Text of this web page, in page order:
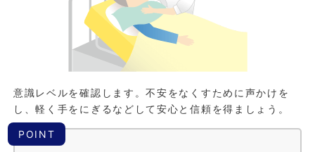
意識レベルを確認します。不安をなくすために声かけを
し、軽く手をにぎるなどして安心と信頼を得ましょう。
POINT